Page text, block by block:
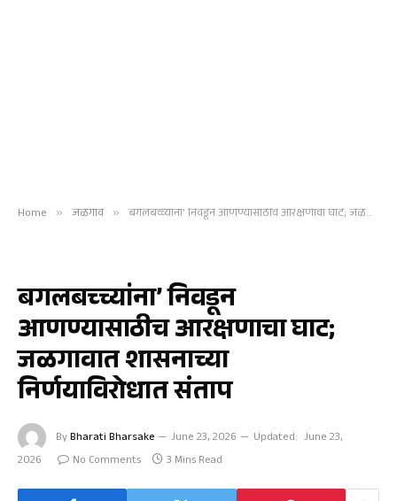
Home » जळगाव » बगलबच्च्यांना’ निवडून आणण्यासाठीच आरक्षणाचा घाट; जळगावात शासनाच्या निर्णयाविरोधात संताप
बगलबच्च्यांना’ निवडून
आणण्यासाठीच आरक्षणाचा घाट;
जळगावात शासनाच्या
निर्णयाविरोधात संताप
ByBharati Bharsake June 23, 2026 Updated: June 23,
2026
No Comments 3 Mins Read